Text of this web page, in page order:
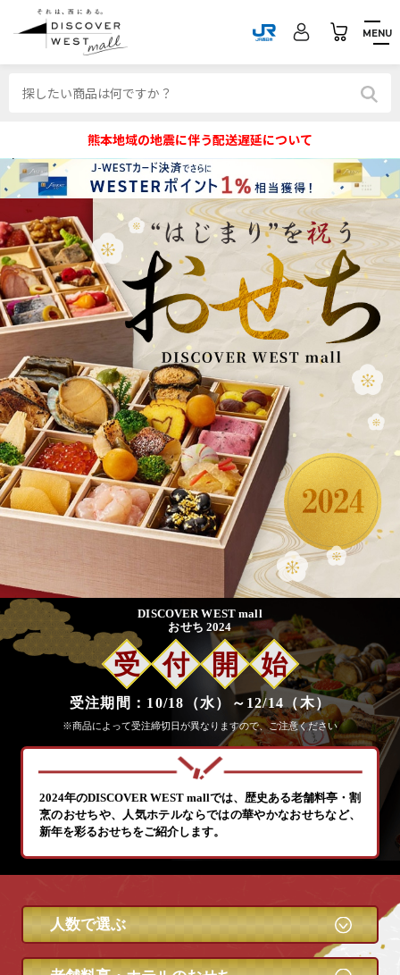
MENU
熊本地域の地震に伴う配送遅延について
お
せ
ち
特
集
DISCOVER WEST mall
おせち 2024
受 付 開 始
受注期間：10/18（水）～12/14（木）
※商品によって受注締切日が異なりますので、ご注意ください
2024年のDISCOVER WEST mallでは、歴史ある老舗料亭・割
烹のおせちや、 人気ホテルならではの華やかなおせちなど、
新年を彩るおせちをご紹介します。
人数で選ぶ